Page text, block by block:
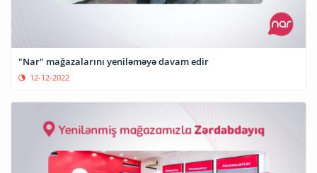
"Nar" mağazalarını yeniləməyə davam edir
12-12-2022